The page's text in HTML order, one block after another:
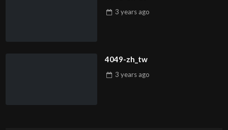
3 years ago
4049-zh_tw
3 years ago